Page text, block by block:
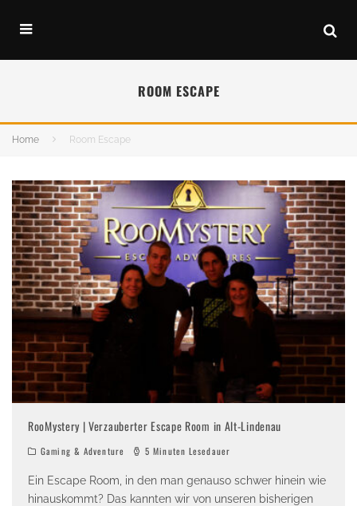
ROOM ESCAPE
Home Room Escape
RooMystery | Verzauberter Escape Room in Alt-Lindenau
Gaming & Adventure 5 Minuten Lesedauer
Ein Escape Room, in den man genauso schwer hinein wie
hinauskommt? Das kannten wir von unseren bisherigen